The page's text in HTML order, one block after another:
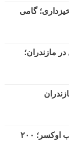
آبخیزداری؛ گامی
مازندران؛
آغاز نوسازی ۱۴۰۰ متر از شبکه آب اوکسر؛ ۲۰۰